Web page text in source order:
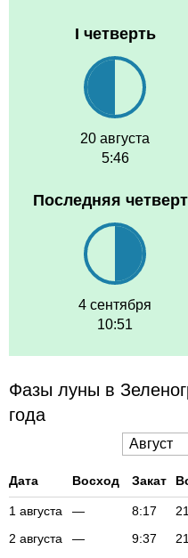
I четверть
20 августа
5:46
Последняя
4 сентября
10:51
Фазы луны в
года
Дата Восход Закат
1 августа — 8:17
2 августа
— 9:37